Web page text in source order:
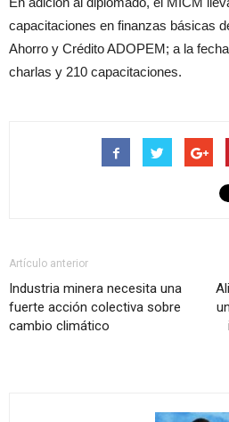
capacitaciones en finanzas básicas
Ahorro y Crédito ADOPEM; a la
charlas y 210 capacitaciones.
Artículo anterior
Industria minera necesita una
fuerte acción colectiva sobre
cambio climático